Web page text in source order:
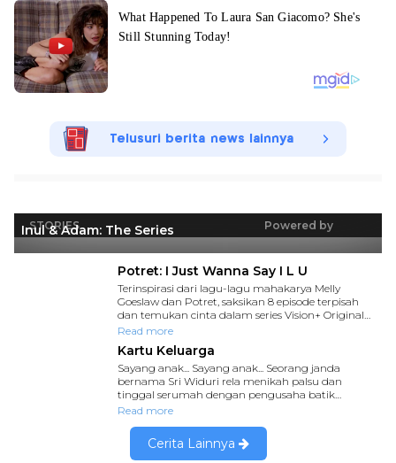
Telusuri berita news lainnya